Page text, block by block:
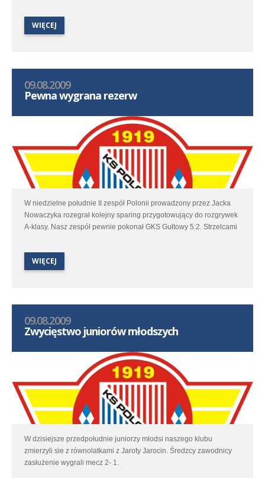
WIĘCEJ
09.08.2009
Pewna wygrana rezerw
W niedzielne południe II zespół Polonii prowadzony przez Jacka
Nowaczyka rozegrał kolejny sparing przygotowujący do rozgrywek
A-klasy. Nasz zespół pewnie pokonał GKS Gułtowy 5:2. Strzelcami
Rogowski- 58', 78'.
WIĘCEJ
09.08.2009
Zwycięstwo juniorów młodszych
W dzisiejsze przedpołudnie juniorzy młodsi naszego klubu
zmierzyli sie z równolatkami z Jaroty Jarocin. Średzcy zawodnicy
zasłużenie wygrali mecz 2- 1.